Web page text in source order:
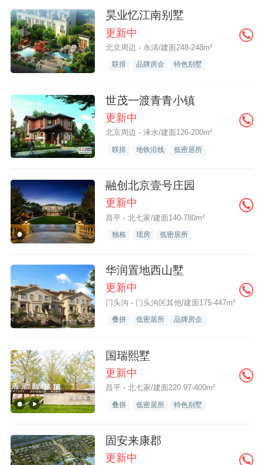
昊业忆江南别墅
更新中
北京周边 - 永清/建面248-248m²
联排 品牌房企 特色别墅
世茂一渡青青小镇
更新中
北京周边 - 涞水/建面126-200m²
联排 地铁沿线 低密居所
融创北京壹号庄园
更新中
昌平 - 北七家/建面140-780m²
独栋 现房 低密居所
华润置地西山墅
更新中
门头沟 - 门头沟区其他/建面175-447m²
叠拼 低密居所 品牌房企
国瑞熙墅
更新中
昌平 - 北七家/建面220.97-400m²
叠拼 低密居所 特色别墅
固安来康郡
更新中